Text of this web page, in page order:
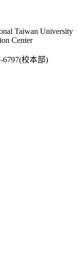
Taiwan University
Center
6797(校本部)